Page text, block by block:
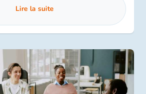
Lire la suite